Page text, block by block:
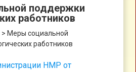
поддержки
работников
> Меры социальной
работников
НМР от